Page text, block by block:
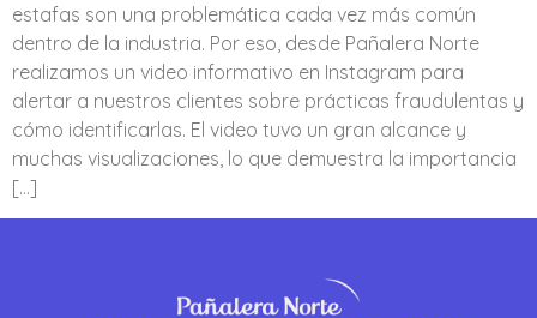
estafas son una problemática cada vez más común
dentro de la industria. Por eso, desde Pañalera Norte
realizamos un video informativo en Instagram para
alertar a nuestros clientes sobre prácticas fraudulentas y
cómo identificarlas. El video tuvo un gran alcance y
muchas visualizaciones, lo que demuestra la importancia
[…]